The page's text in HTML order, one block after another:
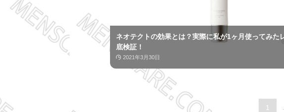
ネオテクトの効果とは？実際に私が1ヶ月使ってみた
底検証！
2021年3月30日
1